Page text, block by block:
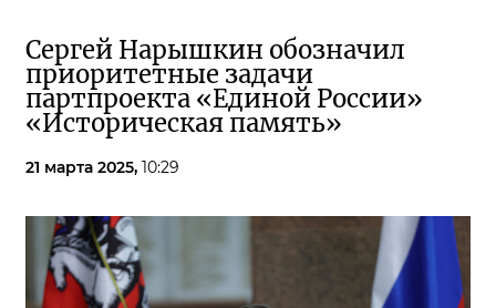
Сергей Нарышкин обозначил
приоритетные задачи
партпроекта «Единой России»
«Историческая память»
21 марта 2025, 10:29